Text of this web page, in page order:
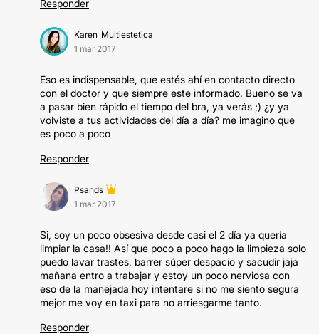
Responder
Karen_Multiestetica
1 mar 2017
Eso es indispensable, que estés ahí en contacto directo
con el doctor y que siempre este informado. Bueno se va
a pasar bien rápido el tiempo del bra, ya verás ;) ¿y ya
volviste a tus actividades del día a día? me imagino que
es poco a poco
Responder
Psands
1 mar 2017
Si, soy un poco obsesiva desde casi el 2 día ya quería
limpiar la casa!! Así que poco a poco hago la limpieza solo
puedo lavar trastes, barrer súper despacio y sacudir jaja
mañana entro a trabajar y estoy un poco nerviosa con
eso de la manejada hoy intentare si no me siento segura
mejor me voy en taxi para no arriesgarme tanto.
Responder